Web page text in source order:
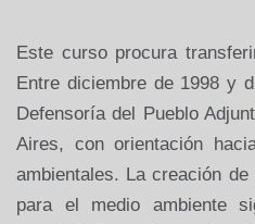
Este curso procura
Entre diciembre de 1998 y
Defensoría del Pueblo
Aires, con orientación
ambientales. La creación
para el medio ambiente